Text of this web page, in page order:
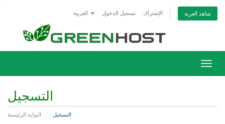
تسجيل الدخول الإشتراك شاهد العربة
التسجيل
البوابة الرئيسية التسجيل